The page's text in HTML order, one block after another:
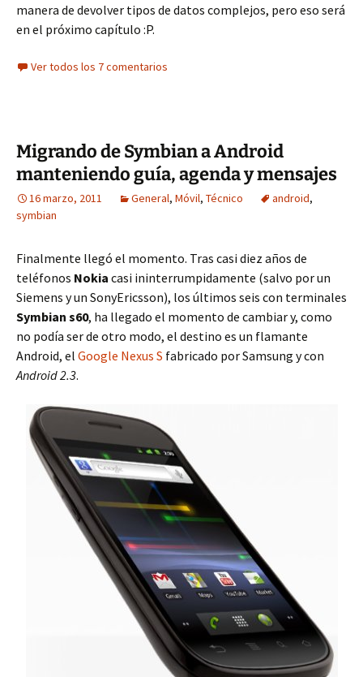
manera de devolver tipos de datos complejos, pero eso será
en el próximo capítulo :P.
Ver todos los 7 comentarios
Migrando de Symbian a Android
manteniendo guía, agenda y mensajes
16 marzo, 2011 General, Móvil, Técnico android,
symbian
Finalmente llegó el momento. Tras casi diez años de
teléfonos Nokia casi ininterrumpidamente (salvo por un
Siemens y un SonyEricsson), los últimos seis con terminales
Symbian s60, ha llegado el momento de cambiar y, como
no podía ser de otro modo, el destino es un flamante
Android, el Google Nexus S fabricado por Samsung y con
Android 2.3.